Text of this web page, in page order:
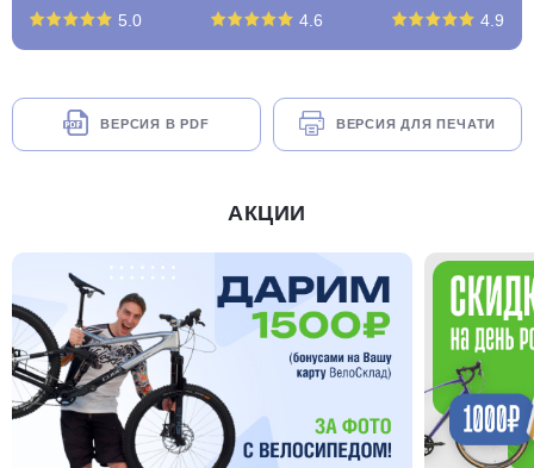
5.0
4.6
4.9
ВЕРСИЯ В PDF ВЕРСИЯ ДЛЯ ПЕЧАТИ
АКЦИИ